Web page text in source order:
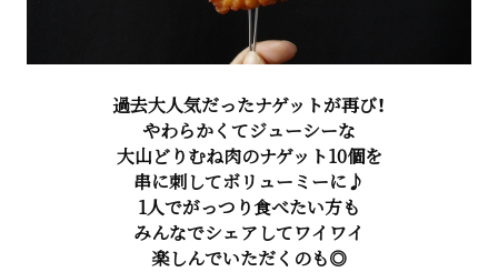
過去大人気だったナゲットが再び！
やわらかくてジューシーな
大山どりむね肉のナゲット10個を
串に刺してボリューミーに♪
1人でがっつり食べたい方も
みんなでシェアしてワイワイ
楽しんでいただくのも◎